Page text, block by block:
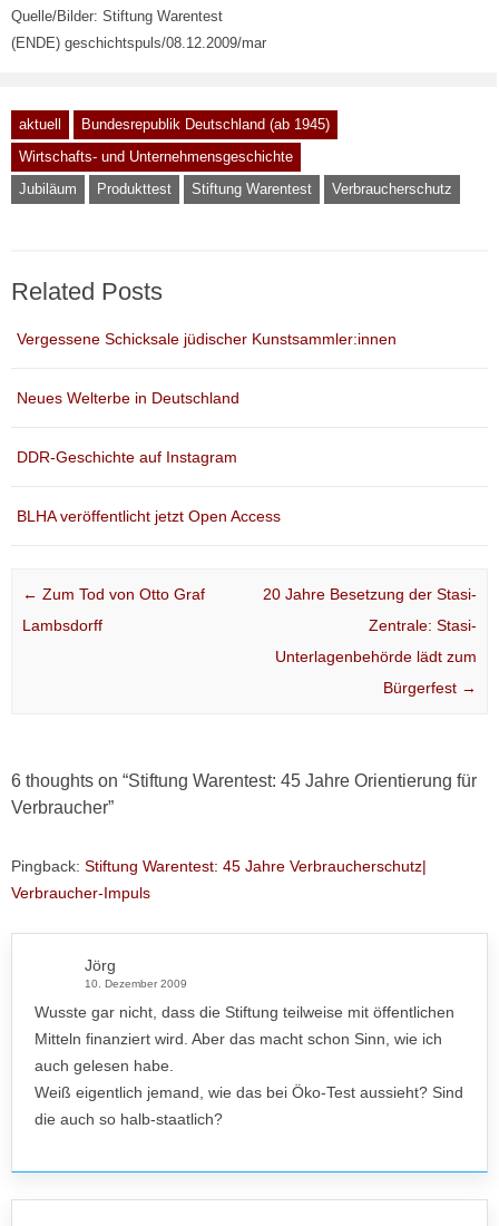
Quelle/Bilder: Stiftung Warentest
(ENDE) geschichtspuls/08.12.2009/mar
aktuell
Bundesrepublik Deutschland (ab 1945)
Wirtschafts- und Unternehmensgeschichte
Jubiläum
Produkttest Stiftung Warentest Verbraucherschutz
Related Posts
Vergessene Schicksale jüdischer Kunstsammler:innen
Neues Welterbe in Deutschland
DDR-Geschichte auf Instagram
BLHA veröffentlicht jetzt Open Access
Post navigation
← Zum Tod von Otto Graf
Lambsdorff
20 Jahre Besetzung der Stasi-
Zentrale: Stasi-
Unterlagenbehörde lädt zum
Bürgerfest →
6 thoughts on “Stiftung Warentest: 45 Jahre Orientierung für
Verbraucher”
Pingback: Stiftung Warentest: 45 Jahre Verbraucherschutz|
Verbraucher-Impuls
Jörg
10. Dezember 2009
Wusste gar nicht, dass die Stiftung teilweise mit öffentlichen
Mitteln finanziert wird. Aber das macht schon Sinn, wie ich
auch gelesen habe.
Weiß eigentlich jemand, wie das bei Öko-Test aussieht? Sind
die auch so halb-staatlich?